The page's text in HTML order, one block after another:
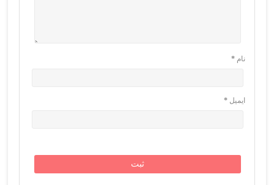
نام*
ایمیل*